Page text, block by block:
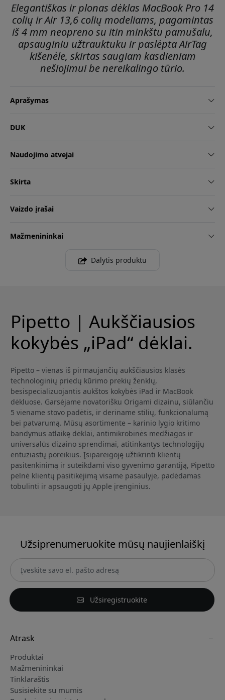
Elegantiškas ir plonas dėklas MacBook Pro 14
colių ir Air 13,6 colių modeliams, pagamintas
iš 4 mm neopreno su itin minkštu pamušalu,
apsauginiu užtrauktuku ir paslėpta AirTag
kišenėle, skirtas saugiam kasdieniam
nešiojimui be nereikalingo tūrio.
Aprašymas
DUK
Naudojimo atvejai
Skirta
Vaizdo įrašai
Mažmenininkai
Dalytis produktu
Pipetto | Aukščiausios
kokybės „iPad“ dėklai.
Pipetto – vienas iš pirmaujančių aukščiausios klasės
technologinių priedų kūrimo prekių ženklų,
besispecializuojantis aukštos kokybės iPad ir MacBook
dėkluose. Garsėjame novatorišku Origami dizainu, siūlančiu
5 viename stovo padėtis, ir deriname stilių, funkcionalumą
bei patvarumą. Mūsų asortimente – karinio lygio kritimo
bandymus atlaikę dėklai, antimikrobinės medžiagos ir
universalūs dizaino sprendimai, atitinkantys technologijų
entuziastų poreikius. Įsipareigoję užtikrinti klientų
pasitenkinimą ir suteikdami viso gyvenimo garantiją, Pipetto
pelnė klientų pasitikėjimą visame pasaulyje, padėdamas
tobulinti ir apsaugoti jų Apple įrenginius.
Užsiprenumeruokite mūsų naujienlaiškį
Užsiregistruokite
Atrask
Produktai
Mažmenininkai
Tinklaraštis
Susisiekite su mumis